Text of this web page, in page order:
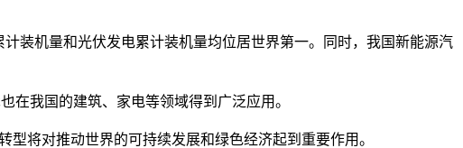
装机量和光伏发电累计装机量均位居世界第一。同时，我国新能源汽
我国的建筑、家电等领域得到广泛应用。
将对推动世界的可持续发展和绿色经济起到重要作用。